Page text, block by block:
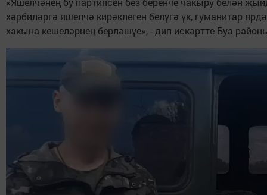
хәрбиләргә яшелчә кирәклеген белүгә үк, гуманитар
хакына кешеләрнең берләшүе», - дип искәртте Буа